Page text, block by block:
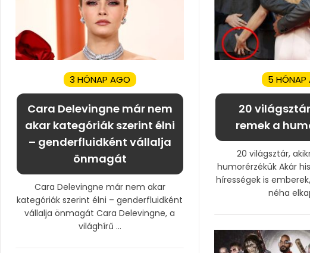
3 HÓNAP AGO
Cara Delevingne már nem
akar kategóriák szerint élni
– genderfluidként vállalja
önmagát
Cara Delevingne már nem akar
kategóriák szerint élni – genderfluidként
vállalja önmagát Cara Delevingne, a
világhírű ...
5 HÓNAP
20
remek a
20 világsztár,
humorérzékük Akár
hírességek is
néha